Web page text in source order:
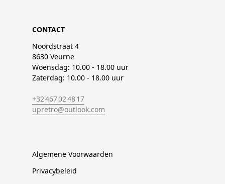
CONTACT
Noordstraat 4
8630 Veurne
Woensdag: 10.00 - 18.00 uur
Zaterdag: 10.00 - 18.00 uur
+32 467 02 48 17
upretro@outlook.com
Algemene Voorwaarden
Privacybeleid